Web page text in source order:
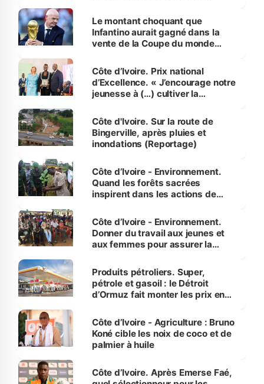
Le montant choquant que
Infantino aurait gagné dans la
vente de la Coupe du monde
Côte d’Ivoire. Prix national
d’Excellence. « J’encourage notre
jeunesse à (…) cultiver la
(Alassane Ouattara
Côte d'Ivoire. Sur la route de
Bingerville, après pluies et
inondations (Reportage)
Côte d’Ivoire - Environnement.
Quand les forêts sacrées
inspirent dans les actions de
Côte d’Ivoire - Environnement.
Donner du travail aux jeunes et
aux femmes pour assurer la
menacées
Produits pétroliers. Super,
pétrole et gasoil : le Détroit
d’Ormuz fait monter les prix en
Côte d’Ivoire - Agriculture : Bruno
Koné cible les noix de coco et de
palmier à huile
Côte d’Ivoire. Après Emerse Faé,